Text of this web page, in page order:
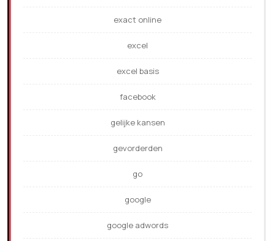
exact online
excel
excel basis
facebook
gelijke kansen
gevorderden
go
google
google adwords